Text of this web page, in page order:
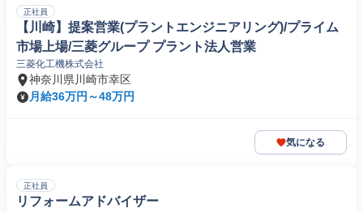
正社員
【川崎】提案営業(プラントエンジニアリング)/プライム
市場上場/三菱グループ プラント法人営業
三菱化工機株式会社
神奈川県川崎市幸区
月給36万円～48万円
気になる
正社員
リフォームアドバイザー